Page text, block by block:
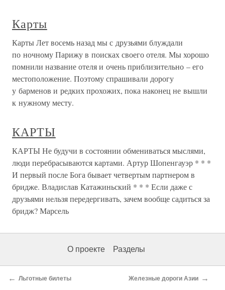
Карты
Карты Лет восемь назад мы с друзьями блуждали
по ночному Парижу в поисках своего отеля. Мы хорошо
помнили название отеля и очень приблизительно – его
местоположение. Поэтому спрашивали дорогу
у барменов и редких прохожих, пока наконец не вышли
к нужному месту.
КАРТЫ
КАРТЫ Не будучи в состоянии обмениваться мыслями,
люди перебрасываются картами. Артур Шопенгауэр * * *
И первый после Бога бывает четвертым партнером в
бридже. Владислав Катажиньский * * * Если даже с
друзьями нельзя передергивать, зачем вообще садиться за
бридж? Марсель
О проекте Разделы
← Льготные билеты Железные дороги Азии →